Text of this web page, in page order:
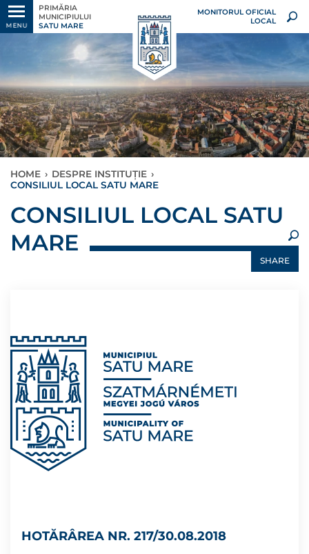
MENU
PRIMĂRIA
MUNICIPIULUI
SATU MARE
MONITORUL OFICIAL
LOCAL
HOME › DESPRE INSTITUȚIE ›
CONSILIUL LOCAL SATU MARE
CONSILIUL LOCAL SATU
MARE
SHARE
HOTĂRÂREA NR. 217/30.08.2018